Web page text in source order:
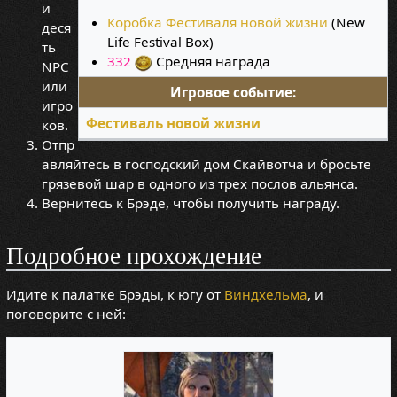
Коробка Фестиваля новой жизни (New
Life Festival Box)
332
Средняя награда
Игровое событие:
Фестиваль новой жизни
и
деся
ть
NPC
или
игро
ков.
Отпр
авляйтесь в господский дом Скайвотча и бросьте
грязевой шар в одного из трех послов альянса.
Вернитесь к Брэде, чтобы получить награду.
Подробное прохождение
Идите к палатке Брэды, к югу от Виндхельма, и
поговорите с ней: